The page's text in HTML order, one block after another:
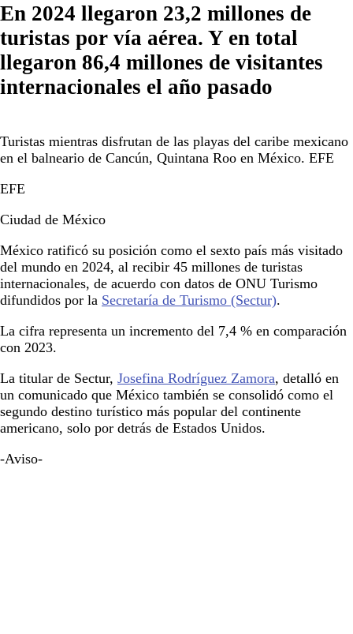
En 2024 llegaron 23,2 millones de
turistas por vía aérea. Y en total
llegaron 86,4 millones de visitantes
internacionales el año pasado
Turistas mientras disfrutan de las playas del caribe mexicano
en el balneario de Cancún, Quintana Roo en México. EFE
EFE
Ciudad de México
México ratificó su posición como el sexto país más visitado
del mundo en 2024, al recibir 45 millones de turistas
internacionales, de acuerdo con datos de ONU Turismo
difundidos por la Secretaría de Turismo (Sectur).
La cifra representa un incremento del 7,4 % en comparación
con 2023.
La titular de Sectur, Josefina Rodríguez Zamora, detalló en
un comunicado que México también se consolidó como el
segundo destino turístico más popular del continente
americano, solo por detrás de Estados Unidos.
-Aviso-